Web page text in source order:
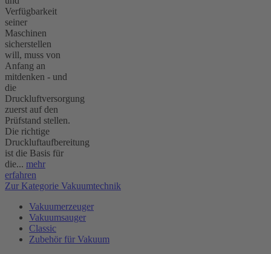
Verfügbarkeit
seiner
Maschinen
sicherstellen
will, muss von
Anfang an
mitdenken - und
die
Druckluftversorgung
zuerst auf den
Prüfstand stellen.
Die richtige
Druckluftaufbereitung
ist die Basis für
die... mehr
erfahren
Zur Kategorie Vakuumtechnik
Vakuumerzeuger
Vakuumsauger
Classic
Zubehör für Vakuum